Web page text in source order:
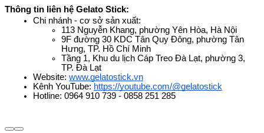
Thông tin liên hệ Gelato Stick:
Chi nhánh - cơ sở sản xuất:
113 Nguyễn Khang, phường Yên Hòa, Hà Nội
9F đường 30 KDC Tân Quy Đông, phường Tân
Hưng, TP. Hồ Chí Minh
Tầng 1, Khu du lịch Cáp Treo Đà Lạt, phường 3,
TP. Đà Lạt
Website: www.gelatostick.vn
Kênh YouTube: https://youtube.com/@gelatostick
Hotline: 0964 910 739 - 0858 251 285